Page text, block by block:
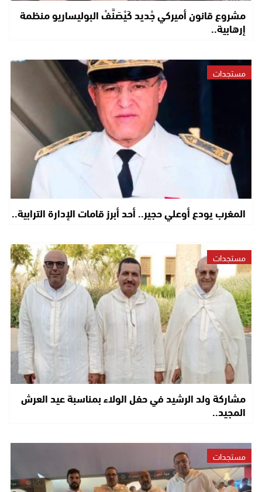
مشروع قانون أميركي جْديد كَيْصَنَّفْ البوليساريو منظمة
إرهابية..
مستجدات
المغرب يودع أوعلي حجير.. أحد أبرز قامات الإدارة الترابية..
مستجدات
مشاركة ولد الرشيد في حفل الولاء بمناسبة عيد العرش
المجيد..
مستجدات